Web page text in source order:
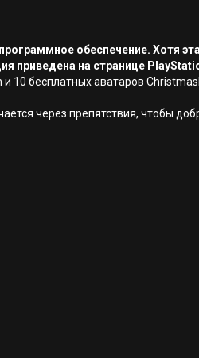
обеспечение. Хотя
приведена на странице
10 бесплатных аватаров
через препятствия, чтобы